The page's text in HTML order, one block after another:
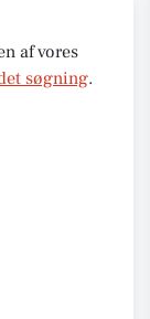
af vores
søgning.